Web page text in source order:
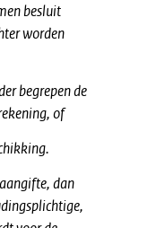
besluit
worden
begrepen de
of
dan